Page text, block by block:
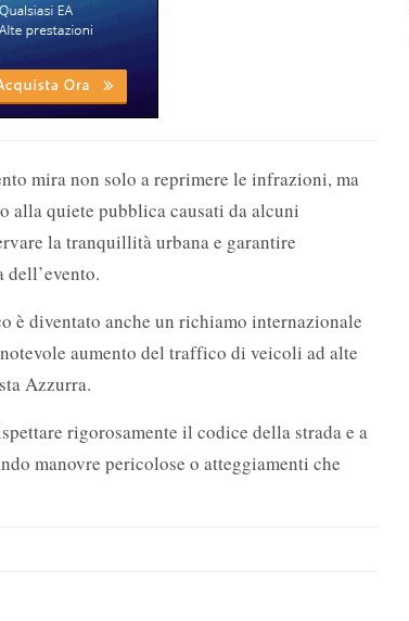
mira non solo a reprimere le infrazioni, ma
alla quiete pubblica causati da alcuni
la tranquillità urbana e garantire
è diventato anche un richiamo internazionale
aumento del traffico di veicoli ad alte
Azzurra.
rigorosamente il codice della strada e a
manovre pericolose o atteggiamenti che